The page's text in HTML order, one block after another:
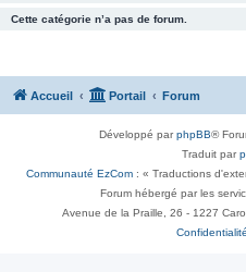
Cette catégorie n’a pas de forum.
Accueil Portail Forum
Développé parphpBB®
Traduit par
Communauté EzCom : « Traductions
Forum hébergé par les
Avenue de la Praille, 26 - 1227
Confidentialité